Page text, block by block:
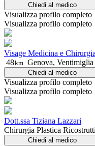
Chiedi al medico
Visualizza profilo completo
Visualizza profilo completo
Visage Medicina e
48km Genova, Ventimiglia
Chiedi al medico
Visualizza profilo completo
Visualizza profilo completo
Dott.ssa Tiziana Lazzari
Chirurgia Plastica
Chiedi al medico